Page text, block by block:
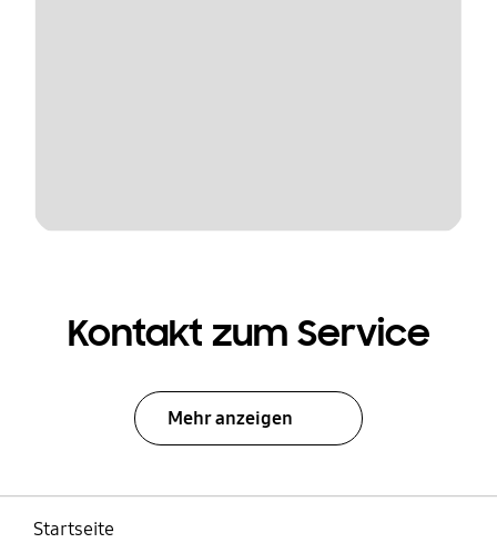
Kontakt zum Service
Mehr anzeigen
Startseite